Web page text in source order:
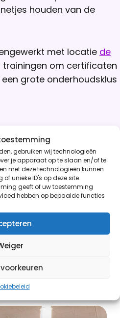
gebruiken wij technologieën
je apparaat op te slaan en/of te
met deze technologieën kunnen
unieke ID's op deze site
geeft of uw toestemming
hebben op bepaalde functies
voorkeuren
houden van de
met locatie de
trainingen om certificaten
grote onderhoudsklus